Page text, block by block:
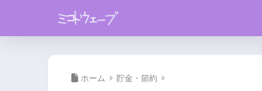
ホーム 貯金・節約